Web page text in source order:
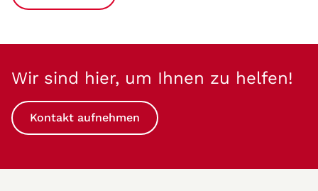
Wir sind hier, um Ihnen zu helfen!
Kontakt aufnehmen